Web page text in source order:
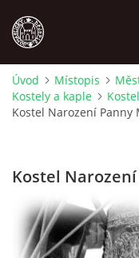
MÍSTOPIS
OSTATNÍ
Úvod Místopis
Kostely a kaple
Kostel Narození Panny
Kostel